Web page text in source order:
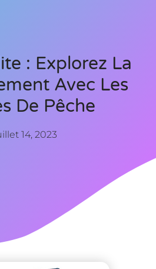
: Explorez La
Avec Les
De Pêche
14, 2023